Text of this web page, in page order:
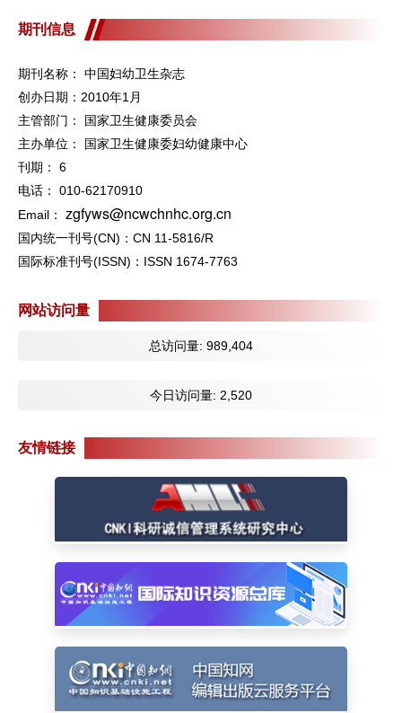
期刊信息
期刊名称： 中国妇幼卫生杂志
创办日期：2010年1月
主管部门： 国家卫生健康委员会
主办单位： 国家卫生健康委妇幼健康中心
刊期： 6
电话： 010-62170910
Email：
zgfyws@ncwchnhc.org.cn
国内统一刊号(CN)：CN 11-5816/R
国际标准刊号(ISSN)：ISSN 1674-7763
网站访问量
总访问量: 989,404
今日访问量: 2,520
友情链接